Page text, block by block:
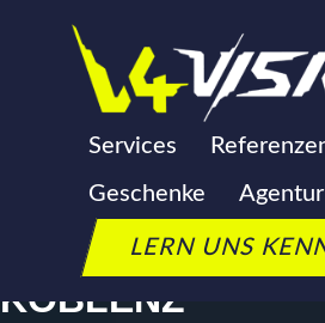
Services
Geschenke
Agentur
LERN UNS
SEO
DEINE SEO-
KOBLENZ